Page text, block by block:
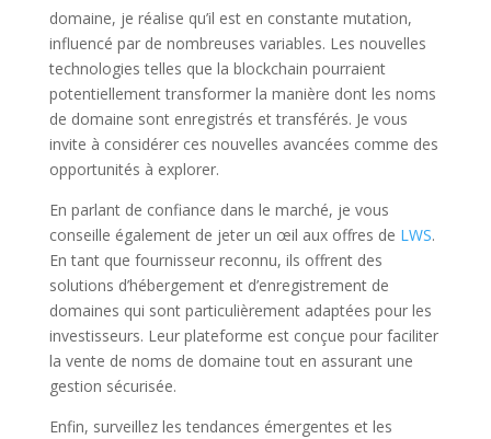
domaine, je réalise qu’il est en constante mutation,
influencé par de nombreuses variables. Les nouvelles
technologies telles que la blockchain pourraient
potentiellement transformer la manière dont les noms
de domaine sont enregistrés et transférés. Je vous
invite à considérer ces nouvelles avancées comme des
opportunités à explorer.
En parlant de confiance dans le marché, je vous
conseille également de jeter un œil aux offres de LWS.
En tant que fournisseur reconnu, ils offrent des
solutions d’hébergement et d’enregistrement de
domaines qui sont particulièrement adaptées pour les
investisseurs. Leur plateforme est conçue pour faciliter
la vente de noms de domaine tout en assurant une
gestion sécurisée.
Enfin, surveillez les tendances émergentes et les